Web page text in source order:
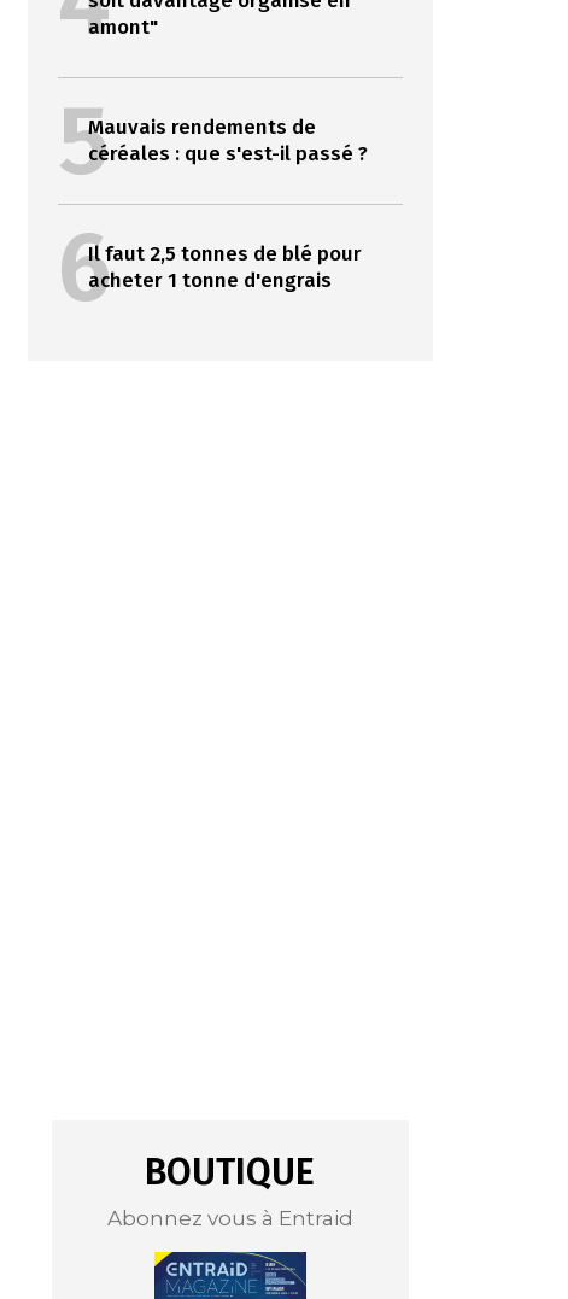
amont"
5Mauvais rendements de
céréales : que s'est-il passé ?
6Il faut 2,5 tonnes de blé pour
acheter 1 tonne d'engrais
BOUTIQUE
Abonnez vous à Entraid